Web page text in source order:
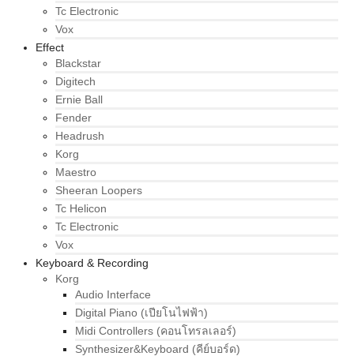
Tc Electronic
Vox
Effect
Blackstar
Digitech
Ernie Ball
Fender
Headrush
Korg
Maestro
Sheeran Loopers
Tc Helicon
Tc Electronic
Vox
Keyboard & Recording
Korg
Audio Interface
Digital Piano (เปียโนไฟฟ้า)
Midi Controllers (คอนโทรลเลอร์)
Synthesizer&Keyboard (คีย์บอร์ด)